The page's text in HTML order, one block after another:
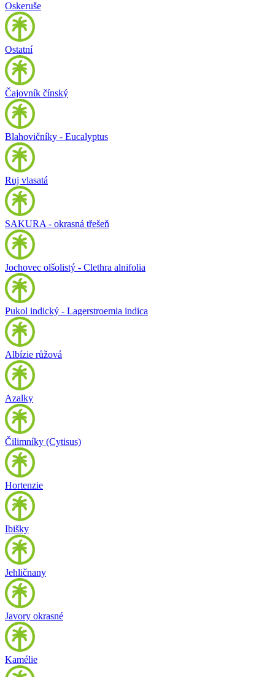
Oskeruše
Ostatní
Čajovník čínský
Blahovičníky - Eucalyptus
Ruj vlasatá
SAKURA - okrasná třešeň
Jochovec olšolistý - Clethra alnifolia
Pukol indický - Lagerstroemia indica
Albízie růžová
Azalky
Čilimníky (Cytisus)
Hortenzie
Ibišky
Jehličnany
Javory okrasné
Kamélie